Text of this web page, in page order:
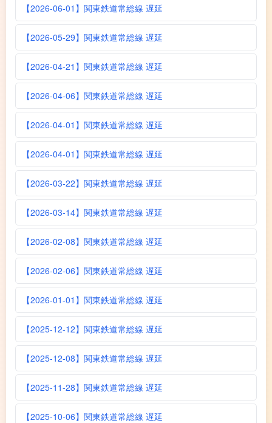
【2026-06-01】関東鉄道常総線 遅延
【2026-05-29】関東鉄道常総線 遅延
【2026-04-21】関東鉄道常総線 遅延
【2026-04-06】関東鉄道常総線 遅延
【2026-04-01】関東鉄道常総線 遅延
【2026-04-01】関東鉄道常総線 遅延
【2026-03-22】関東鉄道常総線 遅延
【2026-03-14】関東鉄道常総線 遅延
【2026-02-08】関東鉄道常総線 遅延
【2026-02-06】関東鉄道常総線 遅延
【2026-01-01】関東鉄道常総線 遅延
【2025-12-12】関東鉄道常総線 遅延
【2025-12-08】関東鉄道常総線 遅延
【2025-11-28】関東鉄道常総線 遅延
【2025-10-06】関東鉄道常総線 遅延